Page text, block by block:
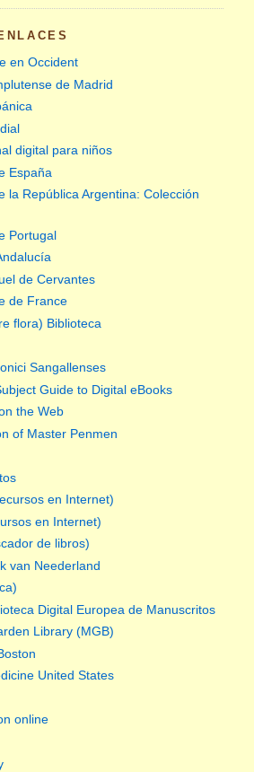
en Occident
de Madrid
digital para niños
España
la República Argentina: Colección
Portugal
de Cervantes
de France
flora) Biblioteca
Sangallenses
Guide to Digital eBooks
the Web
of Master Penmen
en Internet)
en Internet)
de libros)
van Neederland
Digital Europea de Manuscritos
Library (MGB)
United States
online